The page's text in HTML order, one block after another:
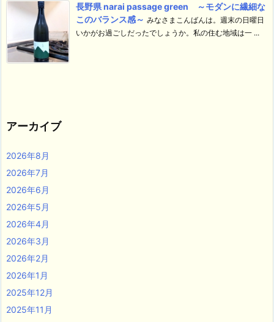
長野県 narai passage green ～モダンに繊細な
このバランス感～ みなさまこんばんは。週末の日曜日
いかがお過ごしだったでしょうか。私の住む地域は一 ...
アーカイブ
2026年8月
2026年7月
2026年6月
2026年5月
2026年4月
2026年3月
2026年2月
2026年1月
2025年12月
2025年11月